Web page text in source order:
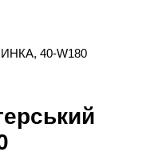
40-W180